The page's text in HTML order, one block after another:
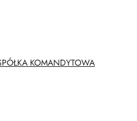
KOMANDYTOWA